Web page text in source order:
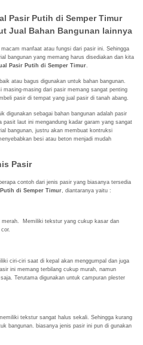
Pasir Putih di Semper Timur
Jual Bahan Bangunan lainnya
manfaat atau fungsi dari pasir ini. Sehingga
bangunan yang memang harus disediakan dan kita
Pasir Putih di Semper Timur
atau bagus digunakan untuk bahan bangunan.
masing dari pasir memang sangat penting
pasir di tempat yang jual pasir di tanah abang.
digunakan sebagai bahan bangunan adalah pasir
pasit laut ini mengandung kadar garam yang sangat
bangunan, justru akan membuat kontruksi
besi atau beton menjadi mudah
Pasir
contoh dari jenis pasir yang biasanya tersedia
di Semper Timur , diantaranya yaitu :
Memiliki tekstur yang cukup kasar dan
ciri-ciri saat di kepal akan menggumpal dan juga
ini memang terbilang cukup murah, namun
Terutama digunakan untuk campuran plester
tekstur sangat halus sekali. Sehingga kurang
bangunan. biasanya jenis pasir ini pun di gunakan